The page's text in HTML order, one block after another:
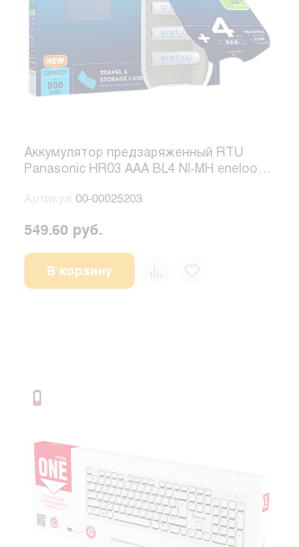
Аккумулятор предзаряженный RTU
Panasonic HR03 AAA BL4 NI-MH eneloop
Артикул 00-00025203
549.60 руб.
В корзину